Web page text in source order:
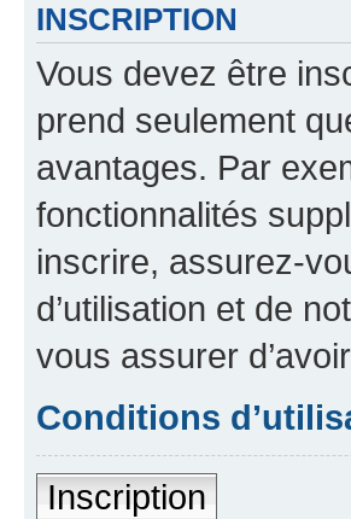
INSCRIPTION
Vous devez être
prend seulement
avantages. Par
fonctionnalités
inscrire, assurez-
d’utilisation et de
vous assurer
Conditions
Inscription